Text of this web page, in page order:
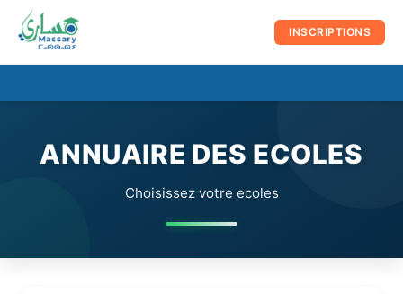
contenu
INSCRIPTIONS
ANNUAIRE DES ECOLES
Choisissez votre ecoles